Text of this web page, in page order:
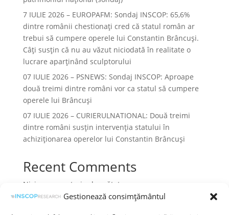
Gestionează consimțământul
7 IULIE 2026 – EUROPAFM: Sondaj INSCOP: 65,6%
dintre românii chestionați cred că statul român ar
trebui să cumpere operele lui Constantin Brâncuși.
Câți susțin că nu au văzut niciodată în realitate o
lucrare aparținând sculptorului
07 IULIE 2026 – PSNEWS: Sondaj INSCOP: Aproape
două treimi dintre români vor ca statul să cumpere
operele lui Brâncuși
07 IULIE 2026 – CURIERULNATIONAL: Două treimi
dintre români susțin intervenția statului în
achiziționarea operelor lui Constantin Brâncuși
Recent Comments
Niciun comentariu de arătat.